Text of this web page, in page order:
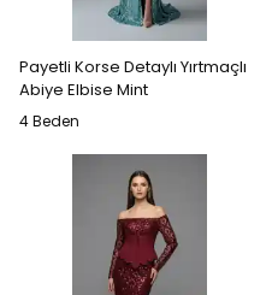
Payetli Korse Detaylı Yırtmaçlı
Abiye Elbise Mint
4 Beden